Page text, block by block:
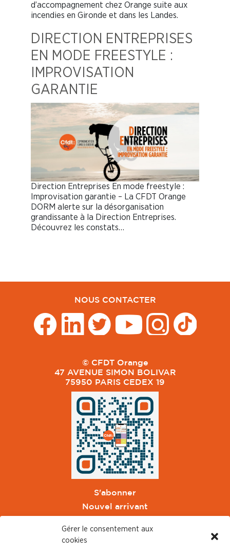
Gérer le consentement aux
cookies
d’accompagnement chez Orange suite aux
incendies en Gironde et dans les Landes.
DIRECTION ENTREPRISES
EN MODE FREESTYLE :
IMPROVISATION
GARANTIE
Direction Entreprises En mode freestyle :
Improvisation garantie – La CFDT Orange
DORM alerte sur la désorganisation
grandissante à la Direction Entreprises.
Découvrez les constats…
NOUS CONTACTER
© CFDT Orange
47 AVENUE SIMON BOLIVAR
75950 PARIS CEDEX 19
S'abonner
Nouvel arrivant